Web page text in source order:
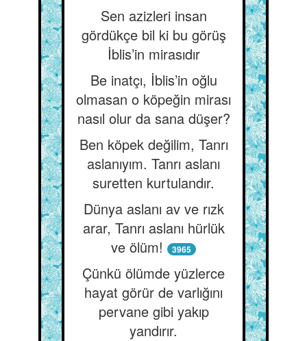
Sen azizleri insan
gördükçe bil ki bu görüş
İblis’in mirasıdır
Be inatçı, İblis’in oğlu
olmasan o köpeğin mirası
nasıl olur da sana düşer?
Ben köpek değilim, Tanrı
aslanıyım. Tanrı aslanı
suretten kurtulandır.
Dünya aslanı av ve rızk
arar, Tanrı aslanı hürlük
ve ölüm!
3965
Çünkü ölümde yüzlerce
hayat görür de varlığını
pervane gibi yakıp
yandırır.